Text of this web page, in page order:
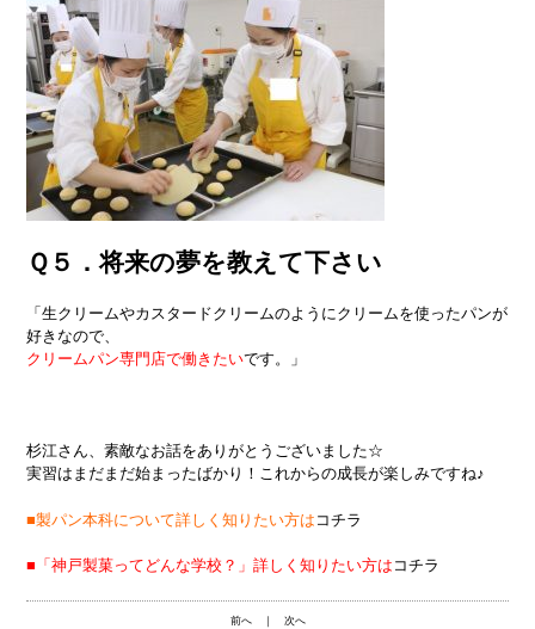
Ｑ５．将来の夢を教えて下さい
「生クリームやカスタードクリームのようにクリームを使ったパンが
好きなので、
クリームパン専門店で働きたいです。」
杉江さん、素敵なお話をありがとうございました☆
実習はまだまだ始まったばかり！これからの成長が楽しみですね♪
■製パン本科について詳しく知りたい方は コチラ
■「神戸製菓ってどんな学校？」詳しく知りたい方は コチラ
前へ｜ 次へ